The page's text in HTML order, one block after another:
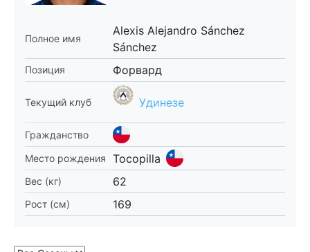
Полное имя
Alexis Alejandro Sánchez
Sánchez
Позиция Форвард
Текущий клуб Удинезе
Гражданство
Место рождения
Tocopilla
Вес (кг) 62
Рост (см) 169